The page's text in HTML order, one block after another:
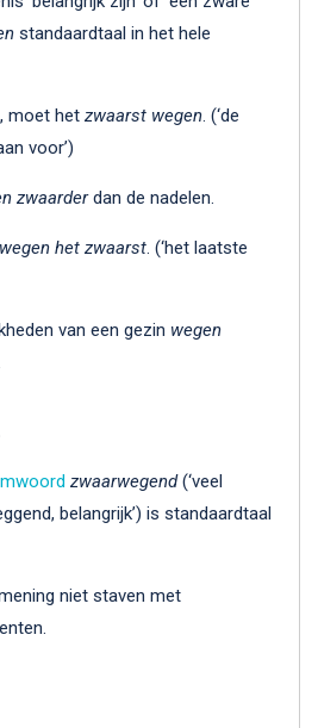
standaardtaal in het hele
moet het zwaarst wegen. (‘de
voor’)
zwaarderdan de nadelen.
wegen het zwaarst. (‘het laatste
van een gezin wegen
zwaarwegend(‘veel
belangrijk’) is standaardtaal
niet staven met